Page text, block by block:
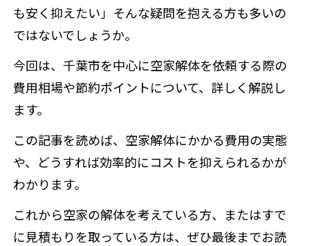
も安く抑えたい」そんな疑問を抱える方も多いの
ではないでしょうか。
今回は、千葉市を中心に空家解体を依頼する際の
費用相場や節約ポイントについて、詳しく解説し
ます。
この記事を読めば、空家解体にかかる費用の実態
や、どうすれば効率的にコストを抑えられるかが
わかります。
これから空家の解体を考えている方、またはすで
に見積もりを取っている方は、ぜひ最後までお読